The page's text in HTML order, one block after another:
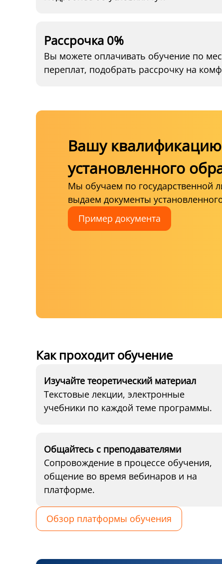
Рассрочка 0%
Вы можете оплачивать обучение по
переплат, подобрать рассрочку на
Вашу квалификацию
установленного
Мы обучаем по государственной
выдаем документы
Пример документа
Как проходит обучение
Изучайте теоретический материал
Текстовые лекции, электронные
учебники по каждой теме программы.
Общайтесь с преподавателями
Сопровождение в процессе обучения,
общение во время вебинаров и на
платформе.
Обзор платформы обучения